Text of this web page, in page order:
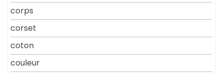
corps
corset
coton
couleur